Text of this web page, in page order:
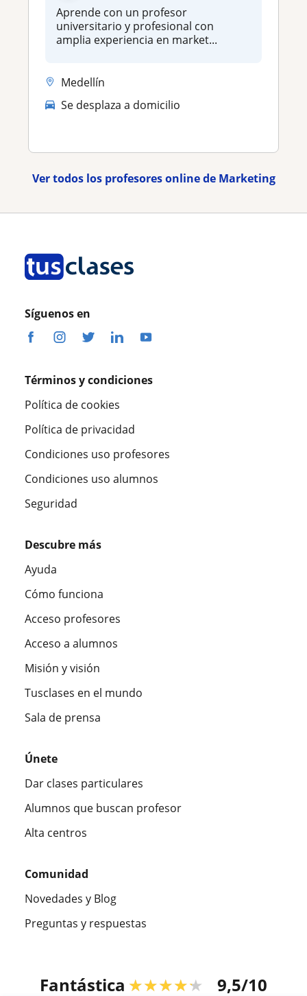
Aprende con un profesor
universitario y profesional con
amplia experiencia en market...
Medellín
Se desplaza a domicilio
Ver todos los profesores online de Marketing
Síguenos en
Términos y condiciones
Política de cookies
Política de privacidad
Condiciones uso profesores
Condiciones uso alumnos
Seguridad
Descubre más
Ayuda
Cómo funciona
Acceso profesores
Acceso a alumnos
Misión y visión
Tusclases en el mundo
Sala de prensa
Únete
Dar clases particulares
Alumnos que buscan profesor
Alta centros
Comunidad
Novedades y Blog
Preguntas y respuestas
Fantástica ★★★★★ 9,5/10